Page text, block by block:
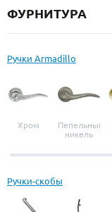
ФУРНИТУРА
Ручки Armadillo
Хром
Пепельный
никель
Ручки-скобы